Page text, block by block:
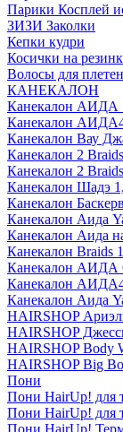
Парики Косплей
ЗИЗИ Заколки
Кепки кудри
Косички на
Волосы для
КАНЕКАЛОН
Канекалон АИДА
Канекалон
Канекалон Вау
Канекалон 2
Канекалон 2
Канекалон Шадэ
Канекалон
Канекалон Аида
Канекалон Аида
Канекалон Braids
Канекалон АИДА
Канекалон
Канекалон Аида
HAIRSHOP
HAIRSHOP
HAIRSHOP Body
HAIRSHOP Big
Пони
Пони HairUp! для
Пони HairUp! для
Пони HairUp!